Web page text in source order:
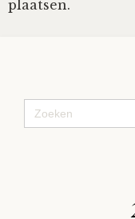
plaatsen.
Zoek
naar: